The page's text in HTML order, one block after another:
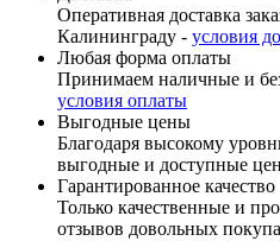
Оперативная доставка
Калининграду - условия
Любая форма оплаты
Принимаем наличные и
условия оплаты
Выгодные цены
Благодаря высокому
выгодные и доступные
Гарантированное качество
Только качественные и
отзывов довольных